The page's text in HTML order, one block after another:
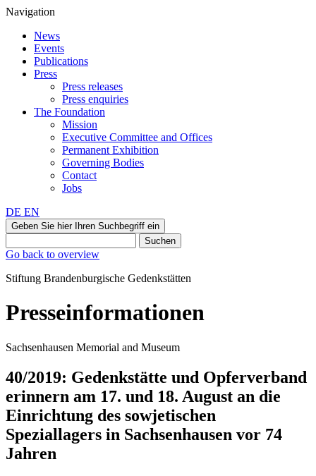
Navigation
News
Events
Publications
Press
Press releases
Press enquiries
The Foundation
Mission
Executive Committee and Offices
Permanent Exhibition
Governing Bodies
Contact
Jobs
DE EN
Geben Sie hier Ihren Suchbegriff ein
Suchen
Go back to overview
Stiftung Brandenburgische Gedenkstätten
Presseinformationen
Sachsenhausen Memorial and Museum
40/2019: Gedenkstätte und Opferverband
erinnern am 17. und 18. August an die
Einrichtung des sowjetischen
Speziallagers in Sachsenhausen vor 74
Jahren